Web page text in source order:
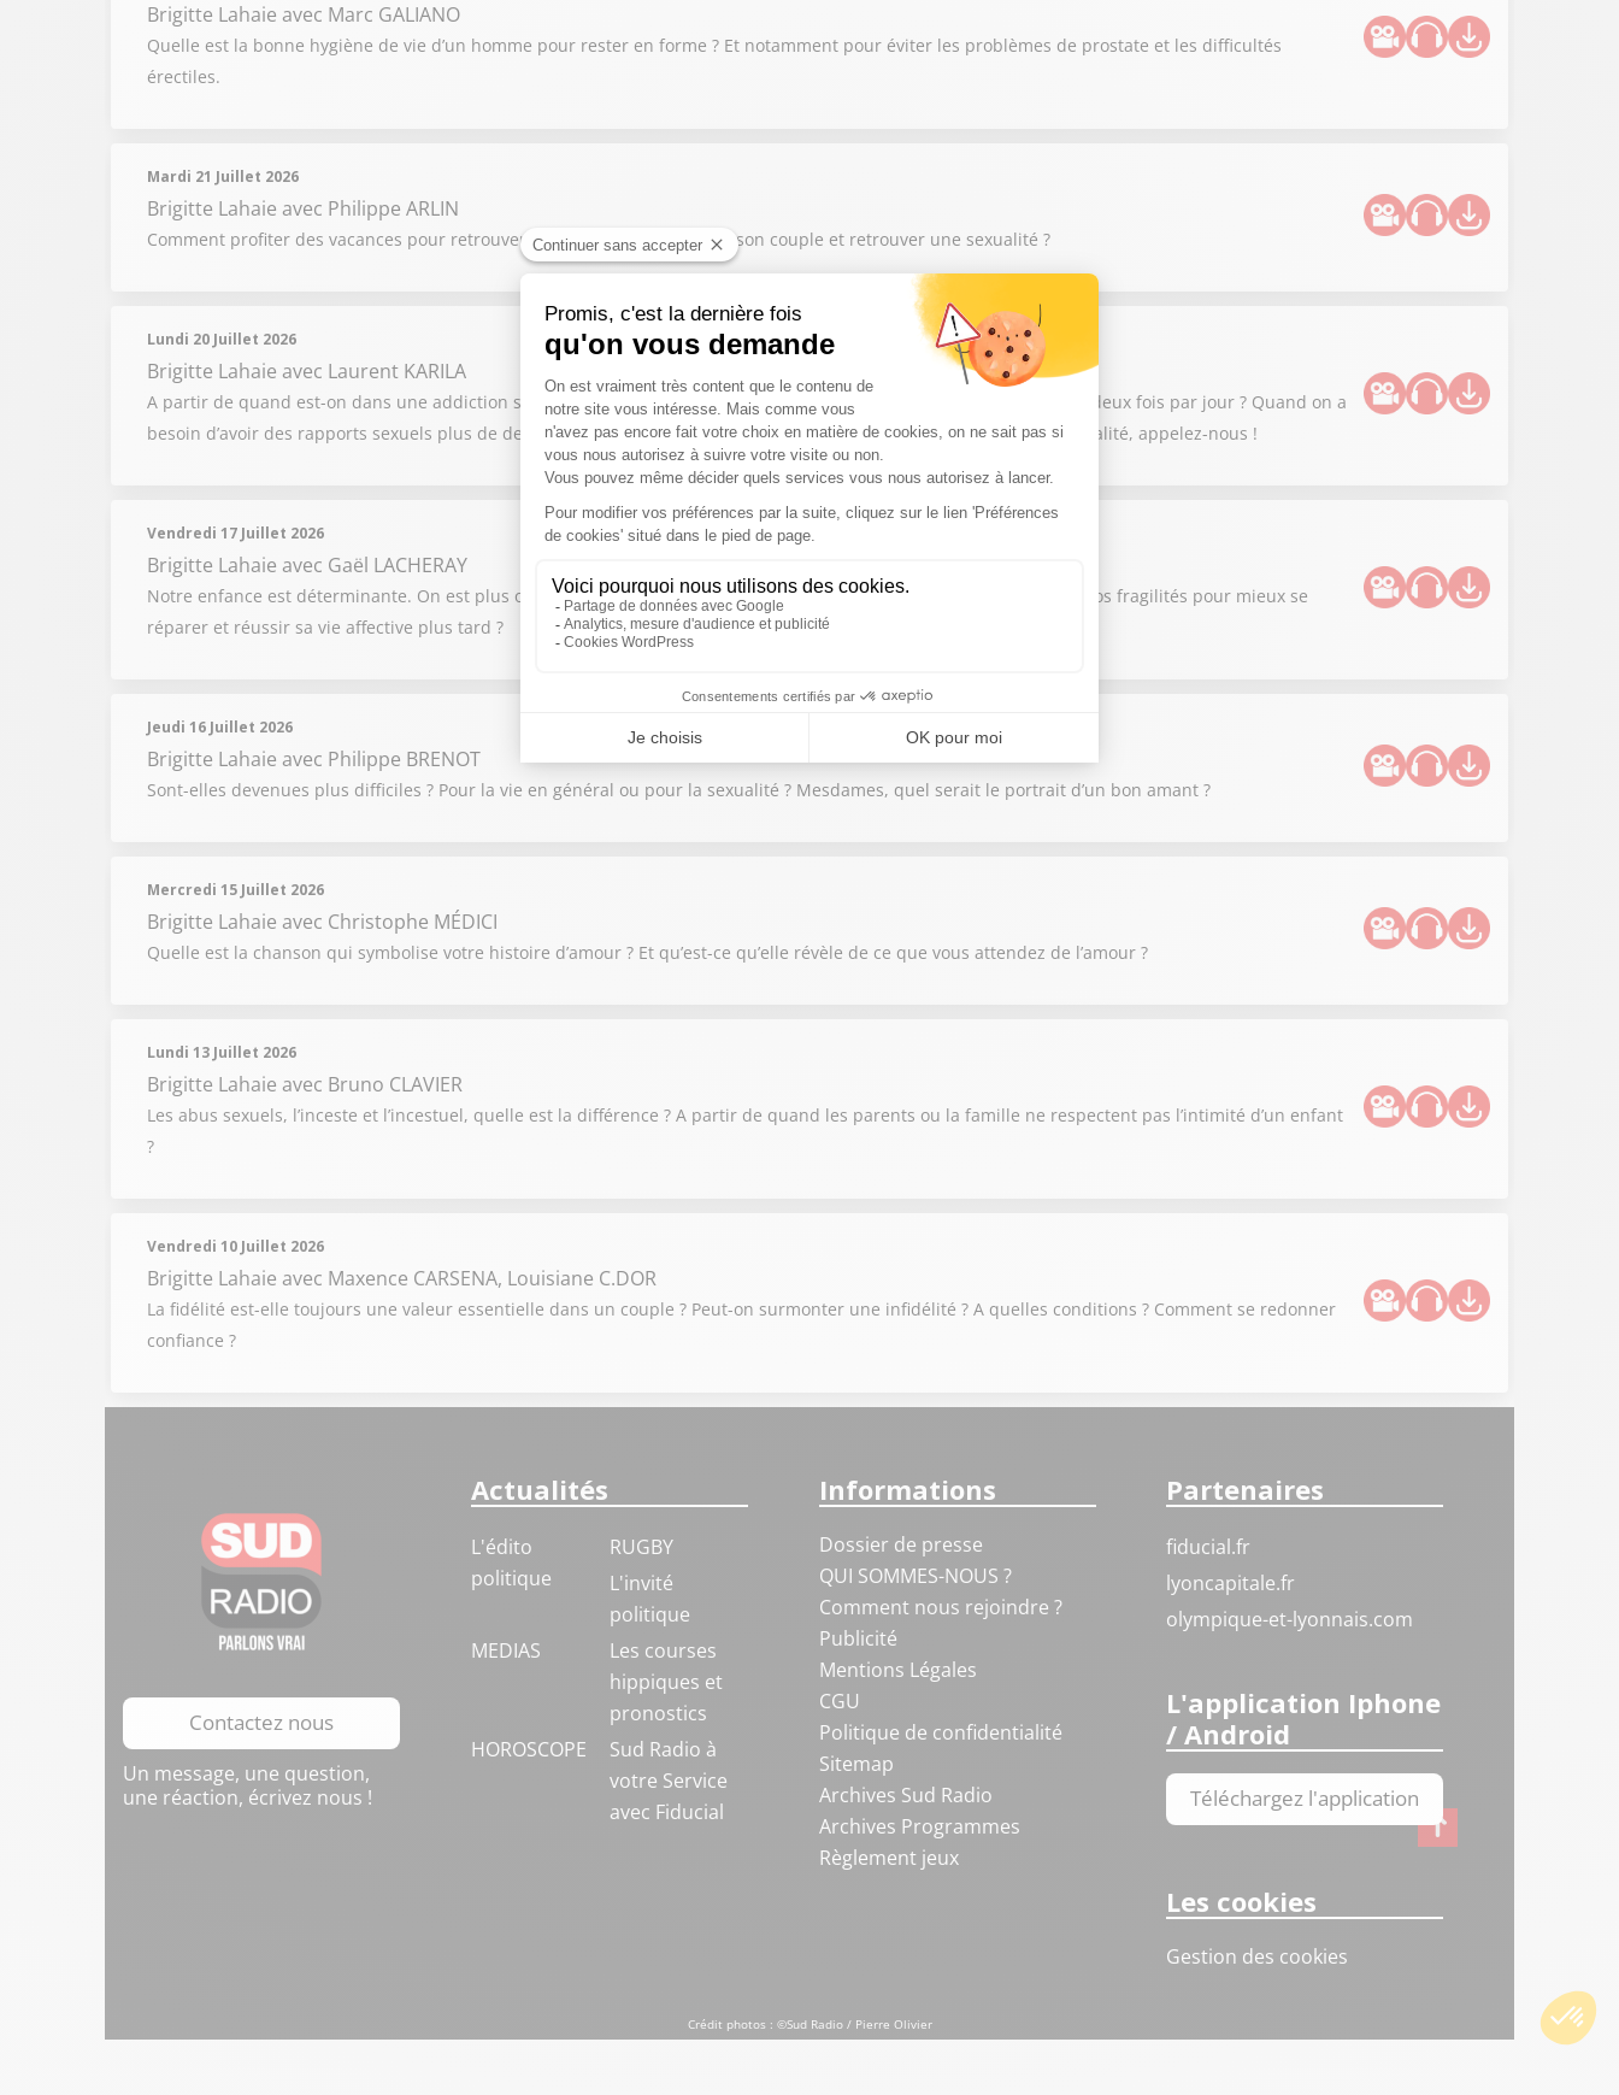
Brigitte Lahaie avec Marc GALIANO
Quelle est la bonne hygiène de vie d’un homme pour rester en forme ? Et notamment pour éviter les problèmes de prostate et les difficultés
érectiles.
Mardi 21 Juillet 2026
Brigitte Lahaie avec Philippe ARLIN
Comment profiter des vacances pour retrouver une bonne intimité dans son couple et retrouver une sexualité ?
Lundi 20 Juillet 2026
Brigitte Lahaie avec Laurent KARILA
A partir de quand est-on dans une addiction sexuelle ? Quand on ne pense qu’à ça ? Quand on se masturbe plus de deux fois par jour ? Quand on a
besoin d’avoir des rapports sexuels plus de deux fois par semaine ? Si vous avez un doute sur votre rapport à la sexualité, appelez-nous !
Vendredi 17 Juillet 2026
Brigitte Lahaie avec Gaël LACHERAY
Notre enfance est déterminante. On est plus ou moins construit ou déconstruit ! Comment comprendre nos failles, nos fragilités pour mieux se
réparer et réussir sa vie affective plus tard ?
Jeudi 16 Juillet 2026
Brigitte Lahaie avec Philippe BRENOT
Sont-elles devenues plus difficiles ? Pour la vie en général ou pour la sexualité ? Mesdames, quel serait le portrait d’un bon amant ?
Mercredi 15 Juillet 2026
Brigitte Lahaie avec Christophe MÉDICI
Quelle est la chanson qui symbolise votre histoire d’amour ? Et qu’est-ce qu’elle révèle de ce que vous attendez de l’amour ?
Lundi 13 Juillet 2026
Brigitte Lahaie avec Bruno CLAVIER
Les abus sexuels, l’inceste et l’incestuel, quelle est la différence ? A partir de quand les parents ou la famille ne respectent pas l’intimité d’un enfant
?
Vendredi 10 Juillet 2026
Brigitte Lahaie avec Maxence CARSENA, Louisiane C.DOR
La fidélité est-elle toujours une valeur essentielle dans un couple ? Peut-on surmonter une infidélité ? A quelles conditions ? Comment se redonner
confiance ?
Contactez nous
Un message, une question,
une réaction, écrivez nous !
Actualités
L'édito
politique
RUGBY
L'invité
politique
MEDIAS
Les courses
hippiques et
pronostics
HOROSCOPE
Sud Radio à
votre Service
avec Fiducial
Informations
Dossier de presse
QUI SOMMES-NOUS ?
Comment nous rejoindre ?
Publicité
Mentions Légales
CGU
Politique de confidentialité
Sitemap
Archives Sud Radio
Archives Programmes
Règlement jeux
Partenaires
fiducial.fr
lyoncapitale.fr
olympique-et-lyonnais.com
L'application Iphone
/ Android
Téléchargez l'application
Les cookies
Gestion des cookies
Crédit photos : ©Sud Radio / Pierre Olivier